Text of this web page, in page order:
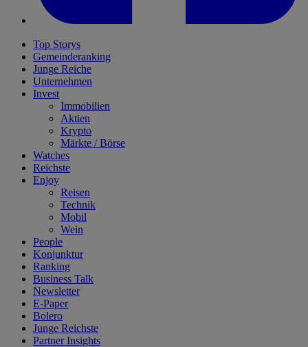
Top Storys
Gemeinderanking
Junge Reiche
Unternehmen
Invest
Immobilien
Aktien
Krypto
Märkte / Börse
Watches
Reichste
Enjoy
Reisen
Technik
Mobil
Wein
People
Konjunktur
Ranking
Business Talk
Newsletter
E-Paper
Bolero
Junge Reichste
Partner Insights